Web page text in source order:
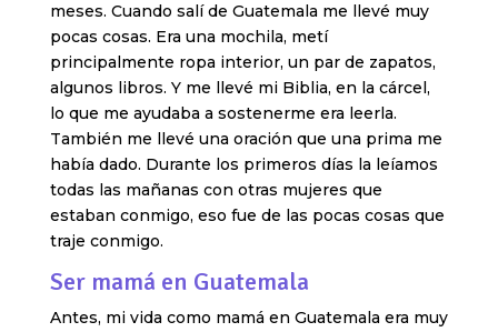
meses. Cuando salí de Guatemala me llevé muy
pocas cosas. Era una mochila, metí
principalmente ropa interior, un par de zapatos,
algunos libros. Y me llevé mi Biblia, en la cárcel,
lo que me ayudaba a sostenerme era leerla.
También me llevé una oración que una prima me
había dado. Durante los primeros días la leíamos
todas las mañanas con otras mujeres que
estaban conmigo, eso fue de las pocas cosas que
traje conmigo.
Ser mamá en Guatemala
Antes, mi vida como mamá en Guatemala era muy